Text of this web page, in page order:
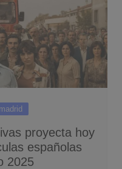
proyecta hoy
españolas
2025